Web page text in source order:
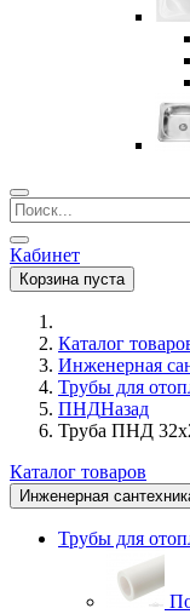
Кабинет
Корзина пуста
Каталог
Инженерная
Трубы для
ПНДНазад
Труба ПНД
Каталог товаров
Инженерная
Трубы для